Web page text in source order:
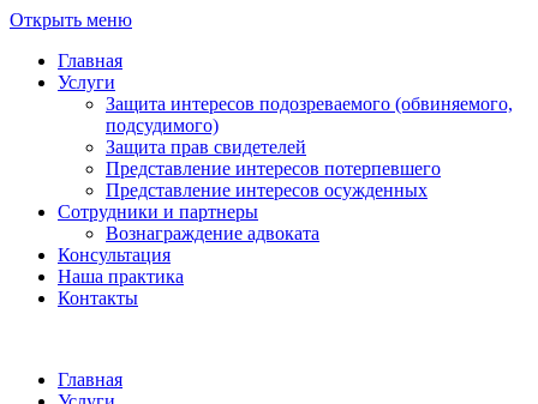
Открыть меню
Главная
Услуги
Защита интересов подозреваемого (обвиняемого,
подсудимого)
Защита прав свидетелей
Представление интересов потерпевшего
Представление интересов осужденных
Сотрудники и партнеры
Вознаграждение адвоката
Консультация
Наша практика
Контакты
Главная